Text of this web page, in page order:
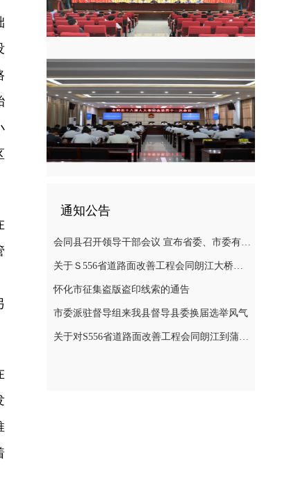
通知公告
会同县召开领导干部会议 宣布省委、市委有关人事安排的决定
关于Ｓ556省道路面改善工程会同朗江大桥至蒲稳路段施工期间实施交通管制的通告
怀化市征集盗版盗印线索的通告
市委派驻督导组来我县督导县委换届选举风气
关于对S556省道路面改善工程会同朗江到蒲稳路段施工期间实行交通管制的通告